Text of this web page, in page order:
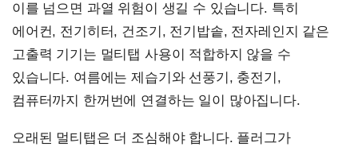
이를 넘으면 과열 위험이 생길 수 있습니다. 특히
에어컨, 전기히터, 건조기, 전기밥솥, 전자레인지 같은
고출력 기기는 멀티탭 사용이 적합하지 않을 수
있습니다. 여름에는 제습기와 선풍기, 충전기,
컴퓨터까지 한꺼번에 연결하는 일이 많아집니다.
오래된 멀티탭은 더 조심해야 합니다. 플러그가